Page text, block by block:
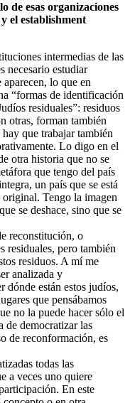
de esas organizaciones
el establishment
intermedias de las
necesario estudiar
lo que en
“formas de identificación
residuales”: residuos
otras, forman también
que trabajar también
Lo digo en el
otra historia que no se
que tengo del país
un país que se está
Tengo la imagen
se deshace, sino que se
reconstitución, o
residuales, pero también
residuos. A mí me
analizada y
dónde están estos judíos,
que pensábamos
no la puede hacer sólo el
de democratizar las
de reconformación, es
todas las
a veces uno quiere
En este